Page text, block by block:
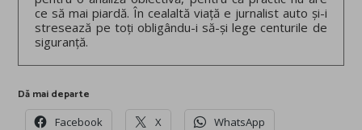
ce să mai piardă. În cealaltă viață e jurnalist auto și-i
stresează pe toți obligându-i să-și lege centurile de
siguranță.
Dă mai departe
Facebook X WhatsApp